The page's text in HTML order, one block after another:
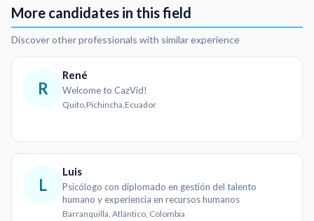
More candidates in this field
Discover other professionals with similar experience
R
René
Welcome to CazVid!
Quito,Pichincha,Ecuador
L
Luis
Psicólogo con diplomado en gestión del talento
humano y experiencia en recursos humanos
Barranquilla, Atlántico, Colombia